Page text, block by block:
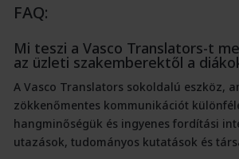
FAQ:
Mi teszi aVasco Translators-t
az üzleti szakemberektől a
A Vasco Translators sokoldalú eszköz,
zökkenőmentes kommunikációt
hangminőségük és ingyenes fordítási
utazások, tudományos kutatások és